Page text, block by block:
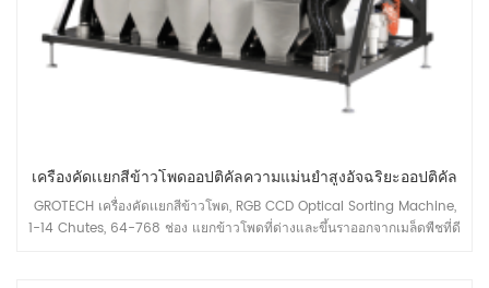
เครื่องคัดเเยกสีข้าวโพดออปติคัลความแม่นยำสูงอัจฉริยะออปติคัล
GROTECH เครื่องคัดเเยกสีข้าวโพด, RGB CCD Optical Sorting Machine,
1-14 Chutes, 64-768 ช่อง แยกข้าวโพดที่ด่างและขึ้นราออกจากเมล็ดพืชที่ดี